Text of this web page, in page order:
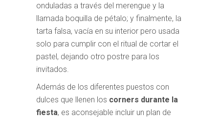
onduladas a través del merengue y la
llamada boquilla de pétalo; y finalmente, la
tarta falsa, vacía en su interior pero usada
solo para cumplir con el ritual de cortar el
pastel, dejando otro postre para los
invitados.
Además de los diferentes puestos con
dulces que llenen los corners durante la
fiesta, es aconsejable incluir un plan de